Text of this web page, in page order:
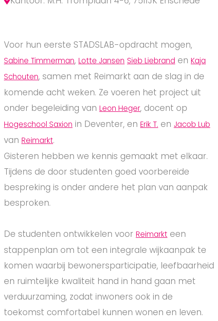
Voor hun eerste STADSLAB-opdracht mogen,
Sabine Timmerman, Lotte Jansen Sieb Liebrand en Kaja
Schouten, samen met Reimarkt aan de slag in de
komende acht weken. Ze voeren het project uit
onder begeleiding van Leon Heger, docent op
Hogeschool Saxion in Deventer, en Erik T. en Jacob Lub
van Reimarkt.
Gisteren hebben we kennis gemaakt met elkaar.
Tijdens de door studenten goed voorbereide
bespreking is onder andere het plan van aanpak
besproken.
De studenten ontwikkelen voor Reimarkt een
stappenplan om tot een integrale wijkaanpak te
komen waarbij bewonersparticipatie, leefbaarheid
en ruimtelijke kwaliteit hand in hand gaan met
verduurzaming, zodat inwoners ook in de
toekomst comfortabel kunnen wonen en leven.